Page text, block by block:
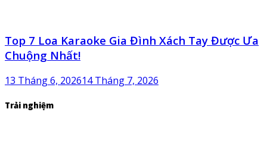
Top 7 Loa Karaoke Gia Đình Xách Tay Được Ưa
Chuộng Nhất!
13 Tháng 6, 202614 Tháng 7, 2026
Trải nghiệm